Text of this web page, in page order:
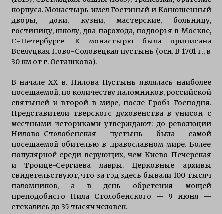
корпуса. Монастырь имел Гостиный и Конюшенный
дворы, доки, кузни, мастерские, больницу,
гостиницу, школу, два парохода, подворья в Москве,
С.-Петербурге. К монастырю была приписана
Вселуцкая Ново-Соловецкая пустынь (осн. В 1701 г., в
30 км от г. Осташкова).
В начале ХХ в. Нилова Пустынь являлась наиболее
посещаемой, по количеству паломников, российской
святыней и второй в мире, после Гроба Господня.
Представители тверского духовенства в унисон с
местными историками утверждают: до революции
Нилово-Столобенская пустынь была самой
посещаемой обителью в православном мире. Более
популярной среди верующих, чем Киево-Печерская
и Троице-Сергиева лавры. Церковные архивы
свидетельствуют, что за год здесь бывали 100 тысяч
паломников, а в день обретения мощей
преподобного Нила Столобенского — 9 июня —
стекались до 35 тысяч человек.